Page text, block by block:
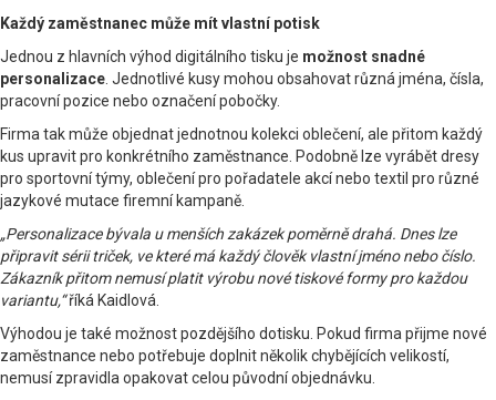
Každý zaměstnanec může mít vlastní potisk
Jednou z hlavních výhod digitálního tisku je možnost snadné
personalizace . Jednotlivé kusy mohou obsahovat různá jména, čísla,
pracovní pozice nebo označení pobočky.
Firma tak může objednat jednotnou kolekci oblečení, ale přitom každý
kus upravit pro konkrétního zaměstnance. Podobně lze vyrábět dresy
pro sportovní týmy, oblečení pro pořadatele akcí nebo textil pro různé
jazykové mutace firemní kampaně.
„Personalizace bývala u menších zakázek poměrně drahá. Dnes lze
připravit sérii triček, ve které má každý člověk vlastní jméno nebo číslo.
Zákazník přitom nemusí platit výrobu nové tiskové formy pro každou
variantu,“říká Kaidlová.
Výhodou je také možnost pozdějšího dotisku. Pokud firma přijme nové
zaměstnance nebo potřebuje doplnit několik chybějících velikostí,
nemusí zpravidla opakovat celou původní objednávku.